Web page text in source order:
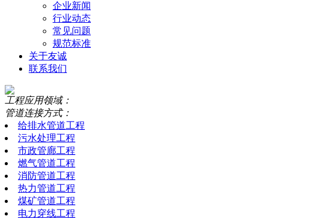
企业新闻
行业动态
常见问题
规范标准
关于友诚
联系我们
工程应用领域：
管道连接方式：
给排水管道工程
污水处理工程
市政管廊工程
燃气管道工程
消防管道工程
热力管道工程
煤矿管道工程
电力穿线工程